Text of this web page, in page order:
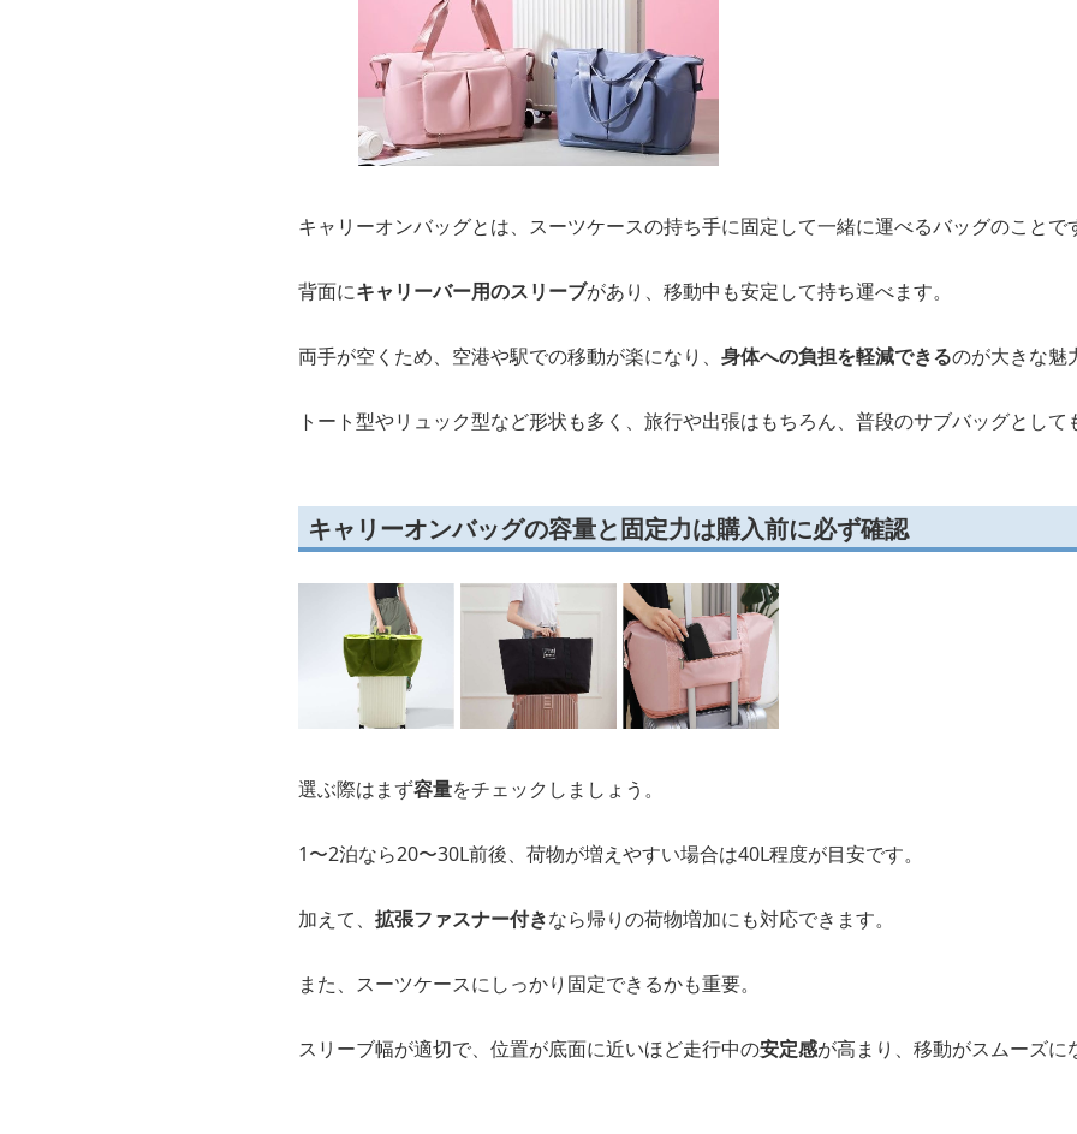
キャリーオンバッグの基本と使うメリット
両手が空くため、空港や駅での移動が楽になり、 身体への負担を軽減できる
トート型やリュック型など形状も多く、旅行や出張はもちろん、普段のサブバッグとして
キャリーオンバッグの容量と固定力は購入前に必ず確認
選ぶ際はまず容量 をチェックしましょう。